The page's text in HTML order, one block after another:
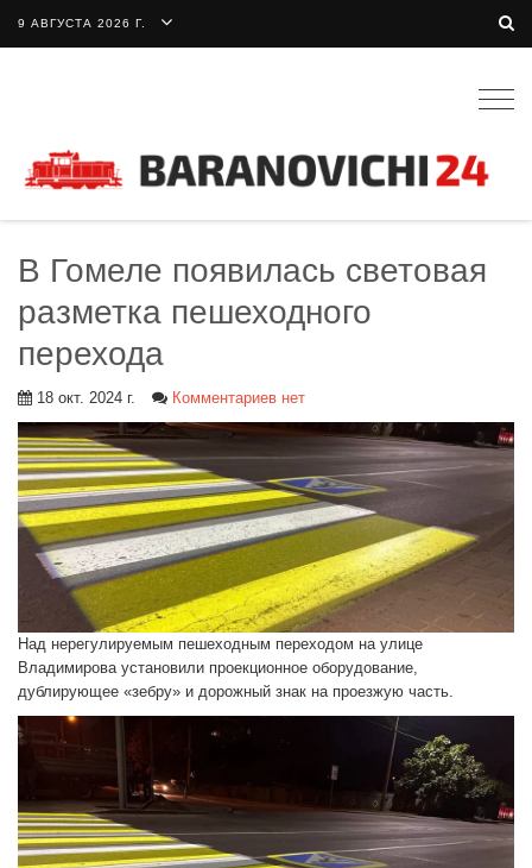
9 АВГУСТА 2026 Г.
В Гомеле появилась световая
разметка пешеходного
перехода
18 окт. 2024 г. Комментариев нет
Над нерегулируемым пешеходным переходом на улице
Владимирова установили проекционное оборудование,
дублирующее «зебру» и дорожный знак на проезжую часть.